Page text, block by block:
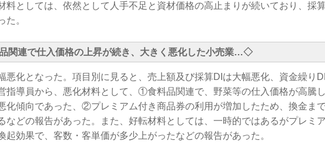
料としては、依然として人手不足と資材価格の高止まりが続いており、採
た。
関連で仕入価格の上昇が続き、大きく悪化した小売業…◇
化となった。項目別に見ると、売上額及び採算DIは大幅悪化、資金繰りDI
指導員から、悪化材料として、①食料品関連で、野菜等の仕入価格が高騰し
化傾向であった、②プレミアム付き商品券の利用が増加したため、換金ま
などの報告があった。また、好転材料としては、一時的ではあるがプレミア
起効果で、客数・客単価が多少上がったなどの報告があった。